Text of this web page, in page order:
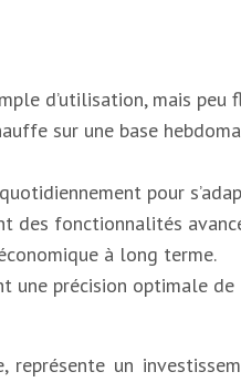
d’utilisation, mais
sur une base
pour
fonctionnalités
à long terme.
une précision optimale
un